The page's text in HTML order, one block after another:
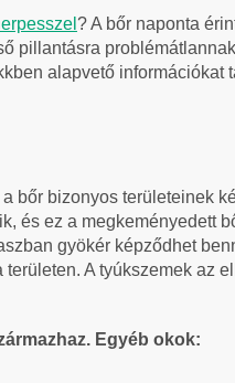
? A bőr naponta
pillantásra
alapvető információkat
bőr bizonyos területeinek
és ez a megkeményedett
gyökér képződhet
A tyúkszemek
Egyéb okok: